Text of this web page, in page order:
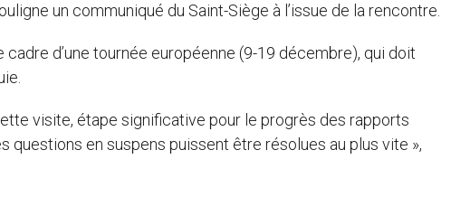
un communiqué du Saint-Siège à l’issue de la rencontre.
d’une tournée européenne (9-19 décembre), qui doit
visite, étape significative pour le progrès des rapports
questions en suspens puissent être résolues au plus vite »,